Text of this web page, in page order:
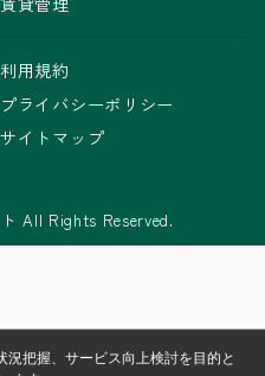
利用規約
プライバシーポリシー
サイトマップ
All Rights Reserved.
把握、サービス向上検討を目的と